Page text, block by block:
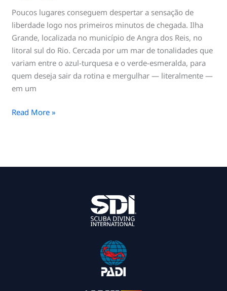
Poucos lugares conseguem despertar a sensação de
liberdade logo nos primeiros minutos de chegada. Ilha
Grande, localizada no município de Angra dos Reis, no
litoral sul do Rio. Cercada por um mar de tonalidades que
variam entre o azul-turquesa e o verde-esmeralda, para
quem deseja sair da rotina e mergulhar — literalmente —
em um
–
Read More »